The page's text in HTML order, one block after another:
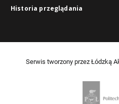
Historia przeglądania
Serwis tworzony przez Łódzką